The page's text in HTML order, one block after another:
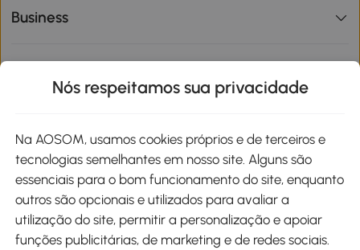
Business
Métodos de pagamento
Nós respeitamos sua privacidade
Na AOSOM, usamos cookies próprios e de terceiros e
tecnologias semelhantes em nosso site. Alguns são
essenciais para o bom funcionamento do site, enquanto
outros são opcionais e utilizados para avaliar a
utilização do site, permitir a personalização e apoiar
funções publicitárias, de marketing e de redes sociais.